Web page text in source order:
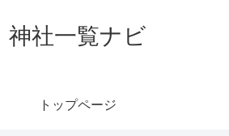
神社一覧ナビ
トップページ